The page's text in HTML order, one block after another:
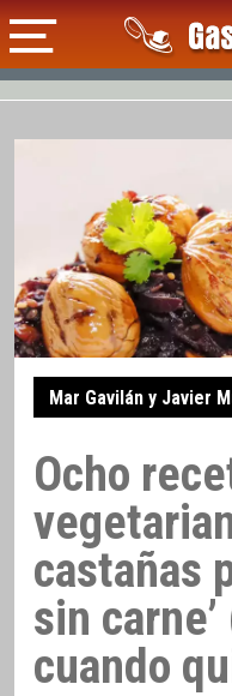
Mar Gavilán y Javier
Ocho
castañas
sin
cuando